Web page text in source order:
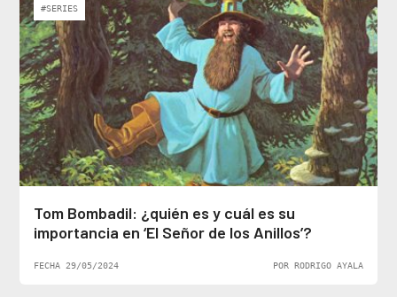
#SERIES
Tom Bombadil: ¿quién es y cuál es su
importancia en ‘El Señor de los Anillos’?
FECHA 29/05/2024 POR RODRIGO AYALA